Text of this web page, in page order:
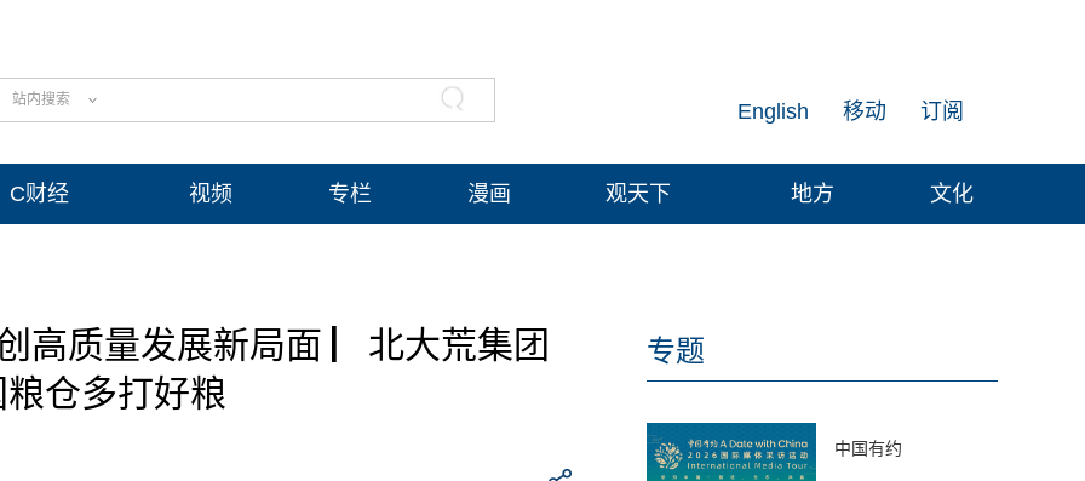
站内搜索 订阅
移动
English
C财经 视频 专栏 漫画 观天下 地方 文化
高质量发展新局面 ▏北大荒集团
仓多打好粮
专题
中国有约